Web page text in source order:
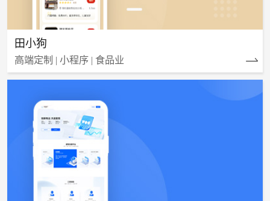
田小狗
高端定制 | 小程序 | 食品业